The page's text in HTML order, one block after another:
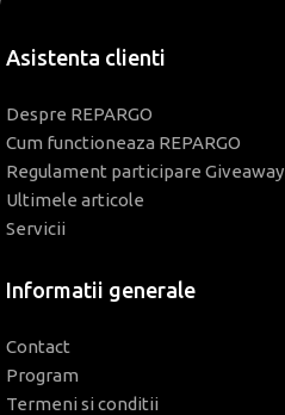
Asistenta clienti
Despre REPARGO
Cum functioneaza REPARGO
Regulament participare Giveaway
Ultimele articole
Servicii
Informatii generale
Contact
Program
Termeni si conditii